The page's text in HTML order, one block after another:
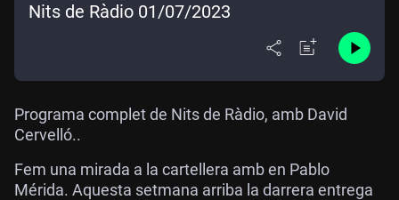
Nits de Ràdio 01/07/2023
Programa complet de Nits de Ràdio, amb David
Cervelló..
Fem una mirada a la cartellera amb en Pablo
Mérida. Aquesta setmana arriba la darrera entrega